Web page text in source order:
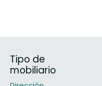
Tipo de
mobiliario